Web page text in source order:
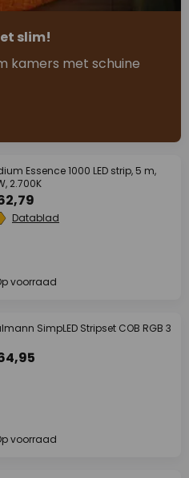
slim!
kamers met schuine
Essence 1000 LED strip, 5 m,
2.700K
Datablad
voorraad
SimpLED Stripset COB RGB 3
voorraad